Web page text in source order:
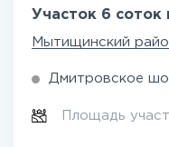
Участок 6 соток
Мытищинский
Дмитровское
Площадь